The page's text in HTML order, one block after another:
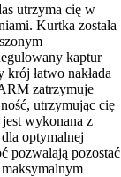
utrzyma cię w
Kurtka została
kaptur
łatwo nakłada
zatrzymuje
utrzymując cię
wykonana z
optymalnej
pozwalają pozostać